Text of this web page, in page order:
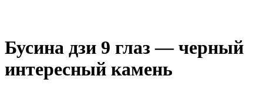
Бусина дзи 9 глаз — черный
интересный камень